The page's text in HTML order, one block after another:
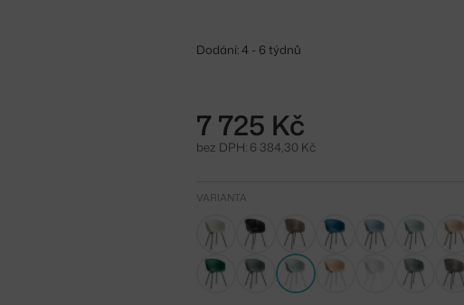
Dodání: 4 - 6 týdnů
7 725 Kč
bez DPH: 6 384,30 Kč
VARIANTA